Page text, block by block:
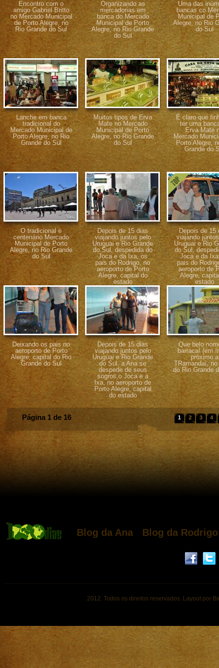
Encontro com o
amigo Gabriel Britto
no Mercado Municipal
de Porto Alegre, no
Rio Grande do Sul
Organizando as
mercadorias em
banca do Mercado
Municipal de Porto
Alegre, no Rio Grande
do Sul
Uma das
bancas co
Municipal de
Alegre, no Rio
do Sul
Lanche em banca
tradicional do
Mercado Municipal de
Porto Alegre, no Rio
Grande do Sul
Muitos tipos de Erva
Mate no Mercado
Municipal de Porto
Alegre, no Rio Grande
do Sul
É claro que
ter uma
Erva Mate
Mercado
Porto Alegre,
Grande do
O tradicional e
centenário Mercado
Municipal de Porto
Alegre, no Rio Grande
do Sul
Depois de 15 dias
viajando juntos pelo
Uruguai e Rio Grande
do Sul, despedida do
Joca e da Ixa, os
pais do Rodrigo, no
aeroporto de Porto
Alegre, capital do
estado
Depois de 15
viajando
Uruguai e Rio
do Sul,
Joca e da
pais do
aeroporto de
Alegre,
estado
Deixando os pais no
aeroporto de Porto
Alegre, capital do Rio
Grande do Sul
Depois de 15 dias
viajando juntos pelo
Uruguai e Rio Grande
do Sul, a Ana se
despede de seus
sogros,o Joca e a
Ixa, no aeroporto de
Porto Alegre, capital
do estado
Que belo
barraca! (em
próximo a
TRamandaí,
do Rio Grande
1 2 3 4
Página 1 de 16
Blog da Ana Blog da Rodrigo
2012. Todos os direitos reservados. Layout por